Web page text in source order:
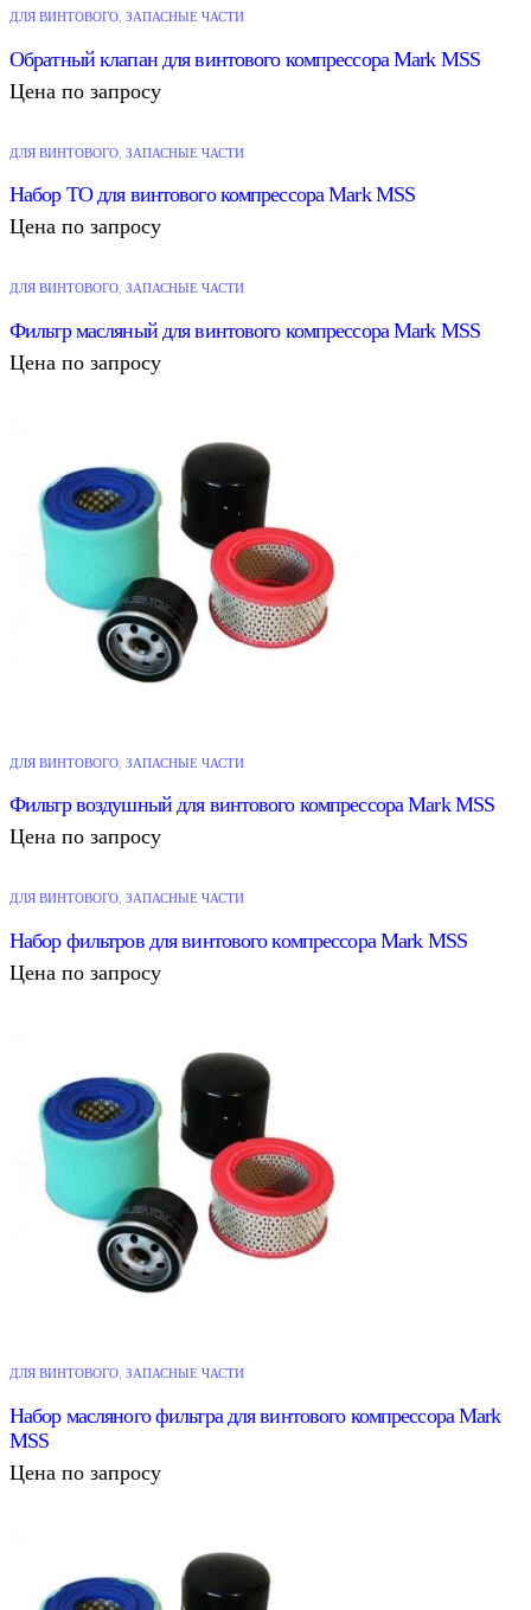
ДЛЯ ВИНТОВОГО ЗАПАСНЫЕ ЧАСТИ
Обратный клапан для винтового компрессора Mark MSS
Цена по запросу
ДЛЯ ВИНТОВОГО ЗАПАСНЫЕ ЧАСТИ
Набор ТО для винтового компрессора Mark MSS
Цена по запросу
ДЛЯ ВИНТОВОГО ЗАПАСНЫЕ ЧАСТИ
Фильтр масляный для винтового компрессора Mark MSS
Цена по запросу
ДЛЯ ВИНТОВОГО ЗАПАСНЫЕ ЧАСТИ
Фильтр воздушный для винтового компрессора Mark MSS
Цена по запросу
ДЛЯ ВИНТОВОГО, ЗАПАСНЫЕ ЧАСТИ
Набор фильтров для винтового компрессора Mark MSS
Цена по запросу
ДЛЯ ВИНТОВОГО ЗАПАСНЫЕ ЧАСТИ
Набор масляного фильтра для винтового компрессора Mark
MSS
Цена по запросу